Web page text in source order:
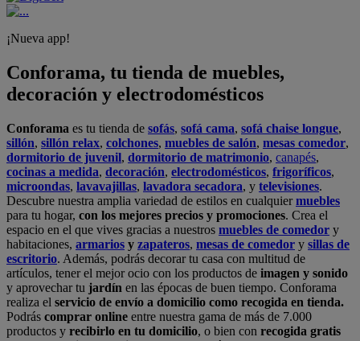
¡Nueva app!
Conforama, tu tienda de muebles,
decoración y electrodomésticos
Conforama es tu tienda de sofás, sofá cama, sofá chaise longue,
sillón, sillón relax, colchones, muebles de salón, mesas comedor,
dormitorio de juvenil, dormitorio de matrimonio, canapés,
cocinas a medida, decoración, electrodomésticos, frigoríficos,
microondas, lavavajillas, lavadora secadora, y televisiones.
Descubre nuestra amplia variedad de estilos en cualquiermuebles
para tu hogar, con los mejores precios y promociones. Crea el
espacio en el que vives gracias a nuestros muebles de comedor y
habitaciones, armarios y zapateros, mesas de comedor y sillas de
escritorio. Además, podrás decorar tu casa con multitud de
artículos, tener el mejor ocio con los productos de imagen y sonido
y aprovechar tu jardín en las épocas de buen tiempo. Conforama
realiza el servicio de envío a domicilio como recogida en tienda.
Podrás comprar online entre nuestra gama de más de 7.000
productos y recibirlo en tu domicilio, o bien con recogida gratis